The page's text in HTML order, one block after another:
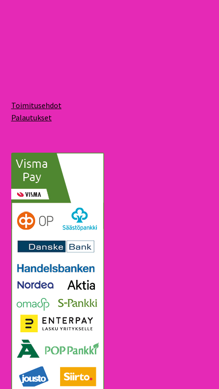
Toimitusehdot
Palautukset